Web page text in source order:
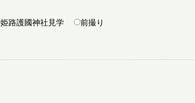
姫路護國神社見学 前撮り